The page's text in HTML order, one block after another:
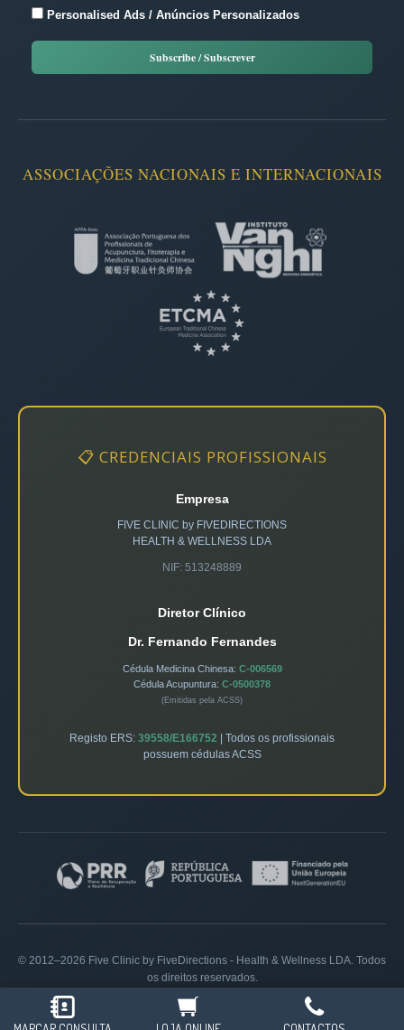
Personalised Ads / Anúncios Personalizados
ASSOCIAÇÕES NACIONAIS E INTERNACIONAIS
📋 CREDENCIAIS PROFISSIONAIS
Empresa
FIVE CLINIC by FIVEDIRECTIONS
HEALTH & WELLNESS LDA
NIF: 513248889
Diretor Clínico
Dr. Fernando Fernandes
Cédula Medicina Chinesa: C-006569
Cédula Acupuntura: C-0500378
(Emitidas pela ACSS)
Registo ERS: 39558/E166752 | Todos os profissionais
possuem cédulas ACSS
© 2012–2026 Five Clinic by FiveDirections - Health & Wellness LDA. Todos
os direitos reservados.
Política de Privacidade Livro de Reclamações